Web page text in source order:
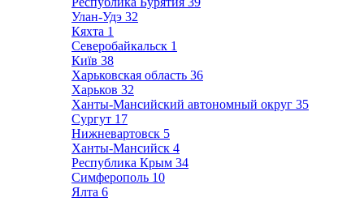
Улан-Удэ 32
Кяхта 1
Северобайкальск 1
Київ 38
Харьковская область 36
Харьков 32
Ханты-Мансийский автономный округ 35
Сургут 17
Нижневартовск 5
Ханты-Мансийск 4
Республика Крым 34
Симферополь 10
Ялта 6